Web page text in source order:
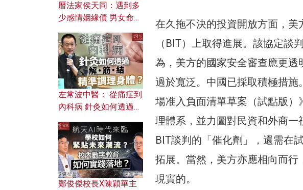
在久拖不決的投資開放方面，
（BIT）上取得進展。該協定談
為，美方的國家安全審查應更
過於寬泛。中國已採取積極措
場准入負面清單草案（試點版
理體系，並力圖對民資和外商
BIT談判的「催化劑」，還需在
拓展。當然，美方亦應相向而
現實的。
曆法家侯天同：遇到多
少感情姻緣債 男女命途
的七情六欲？
左常波中醫： 從痛症到
內科病 針灸如何透過解
鄭俊傑校長X陳穎華主